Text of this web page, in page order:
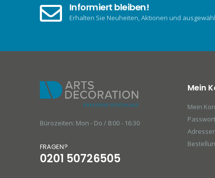
Informiert bleiben!
Erhalten Sie Neuheiten, Aktionen und
Bürozeiten: Mon - Do / 8:00 - 16:30
FRAGEN?
0201 50726505
Mein
Mein